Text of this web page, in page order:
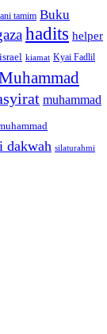
tamim Buku
hadits helper
israel kiamat Kyai Fadlil
muhammad
dakwah silaturahmi